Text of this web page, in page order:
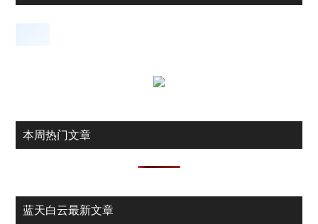
本周热门文章
蓝天白云最新文章